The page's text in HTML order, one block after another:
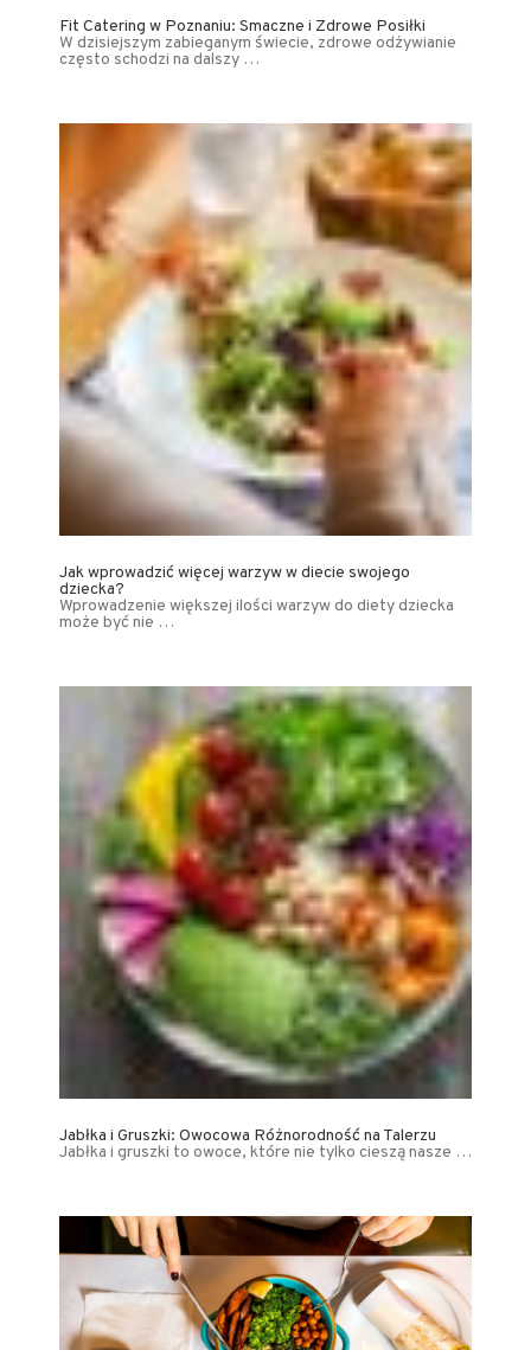
Fit Catering w Poznaniu: Smaczne i Zdrowe Posiłki
W dzisiejszym zabieganym świecie, zdrowe odżywianie
często schodzi na dalszy …
Jak wprowadzić więcej warzyw w diecie swojego
dziecka?
Wprowadzenie większej ilości warzyw do diety dziecka
może być nie …
Jabłka i Gruszki: Owocowa Różnorodność na Talerzu
Jabłka i gruszki to owoce, które nie tylko cieszą nasze …